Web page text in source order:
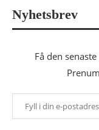
Nyhetsbrev
Få den